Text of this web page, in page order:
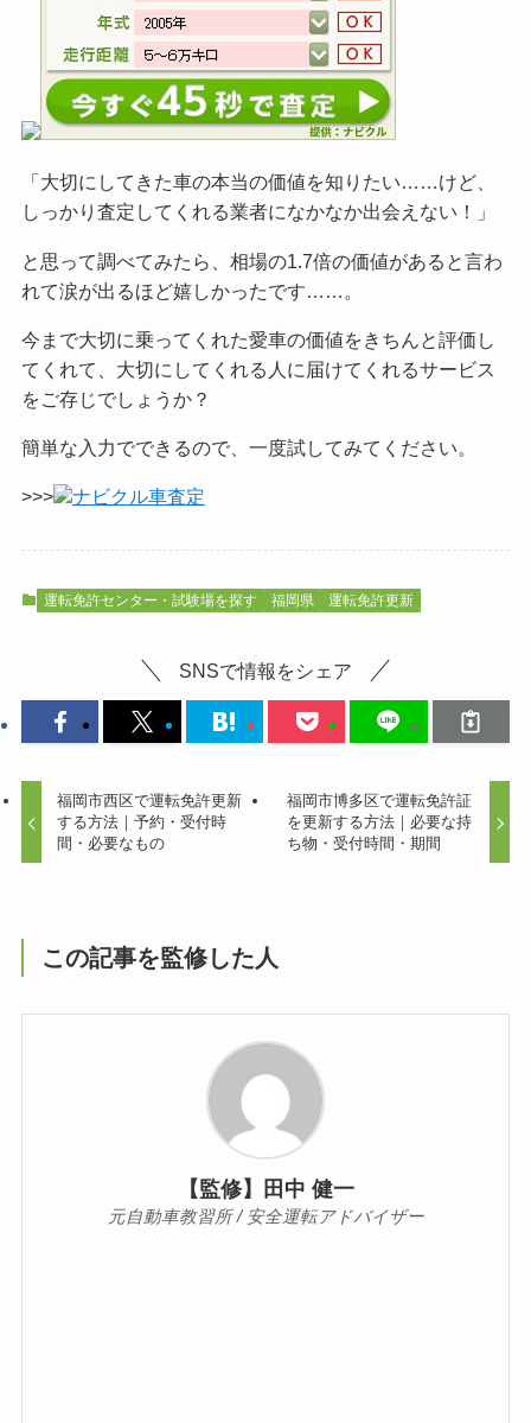
「大切にしてきた車の本当の価値を知りたい……けど、
しっかり査定してくれる業者になかなか出会えない！」
と思って調べてみたら、相場の1.7倍の価値があると言わ
れて涙が出るほど嬉しかったです……。
今まで大切に乗ってくれた愛車の価値をきちんと評価し
てくれて、大切にしてくれる人に届けてくれるサービス
をご存じでしょうか？
簡単な入力でできるので、一度試してみてください。
>>> ナビクル車査定
運転免許センター・試験場を探す 福岡県 運転免許更新
SNSで情報をシェア
福岡市西区で運転免許更新
する方法｜予約・受付時
間・必要なもの
福岡市博多区で運転免許証
を更新する方法｜必要な持
ち物・受付時間・期間
この記事を監修した人
【監修】田中 健一
元自動車教習所 / 安全運転アドバイザー